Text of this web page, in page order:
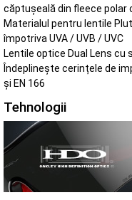
căptușeală din fleece
Materialul pentru lentile
împotriva UVA / UVB / UVC
Lentile optice Dual Lens
Îndeplinește cerințele de
și EN 166
Tehnologii